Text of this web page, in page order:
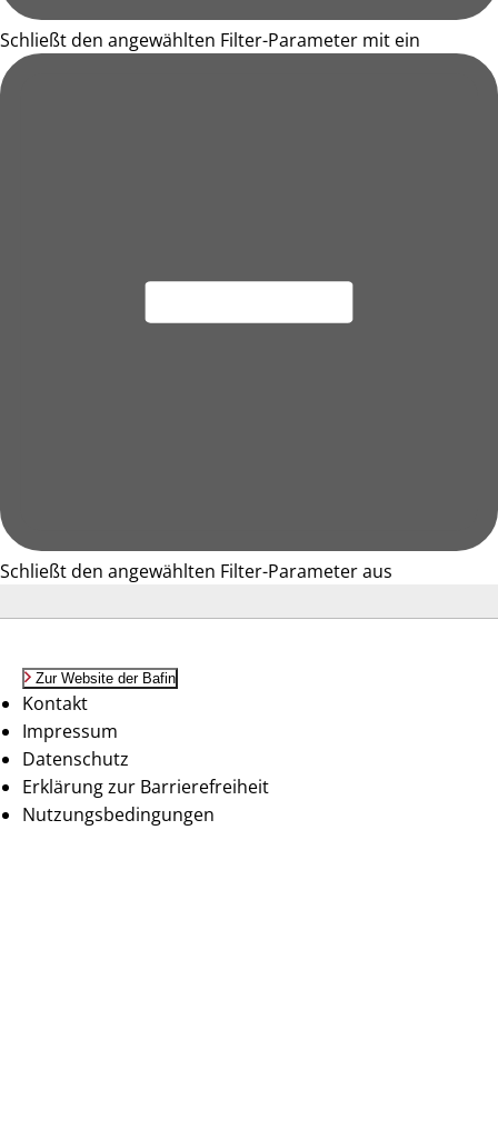
Schließt den angewählten Filter-Parameter mit ein
Schließt den angewählten Filter-Parameter aus
Zur Website der Bafin
Kontakt
Impressum
Datenschutz
Erklärung zur Barrierefreiheit
Nutzungsbedingungen